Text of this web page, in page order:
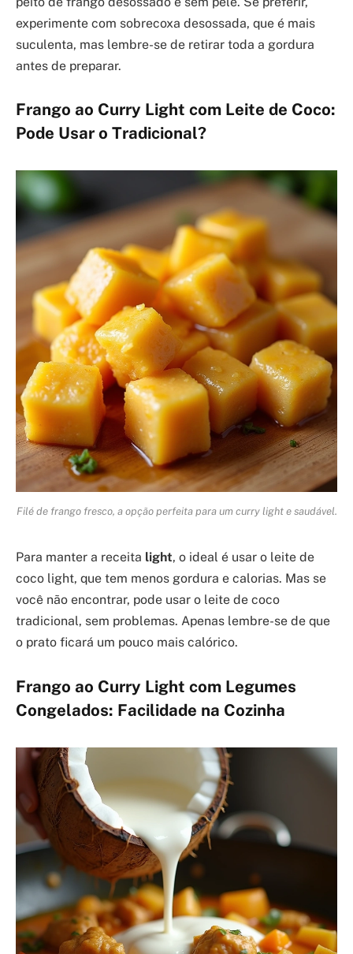
experimente com sobrecoxa desossada, que é mais
suculenta, mas lembre-se de retirar toda a gordura
antes de preparar.
Frango ao Curry Light com Leite de Coco:
Pode Usar o Tradicional?
Filé de frango fresco, a opção perfeita para um curry light e saudável.
Para manter a receita light, o ideal é usar o leite de
coco light, que tem menos gordura e calorias. Mas se
você não encontrar, pode usar o leite de coco
tradicional, sem problemas. Apenas lembre-se de que
o prato ficará um pouco mais calórico.
Frango ao Curry Light com Legumes
Congelados: Facilidade na Cozinha